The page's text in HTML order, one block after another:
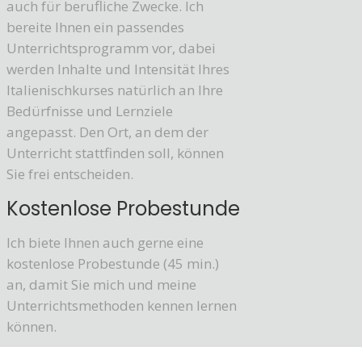
auch für berufliche Zwecke. Ich
bereite Ihnen ein passendes
Unterrichtsprogramm vor, dabei
werden Inhalte und Intensität Ihres
Italienischkurses natürlich an Ihre
Bedürfnisse und Lernziele
angepasst. Den Ort, an dem der
Unterricht stattfinden soll, können
Sie frei entscheiden.
Kostenlose Probestunde
Ich biete Ihnen auch gerne eine
kostenlose Probestunde (45 min.)
an, damit Sie mich und meine
Unterrichtsmethoden kennen lernen
können.